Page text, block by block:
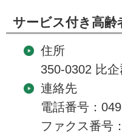
サービス付き高齢
住所
350-0302 比
連絡先
電話番号：
ファクス番号